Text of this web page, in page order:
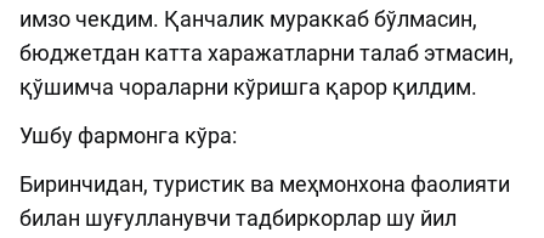
имзо чекдим. Қанчалик мураккаб бўлмасин,
бюджетдан катта харажатларни талаб этмасин,
қўшимча чораларни кўришга қарор қилдим.
Ушбу фармонга кўра:
Биринчидан, туристик ва меҳмонхона фаолияти
билан шуғулланувчи тадбиркорлар шу йил